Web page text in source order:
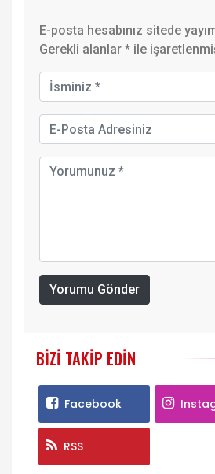
E-posta hesabınız sitede
Gerekli alanlar * ile
Yorumu Gönder
BIZI TAKIP EDIN
Facebook
RSS